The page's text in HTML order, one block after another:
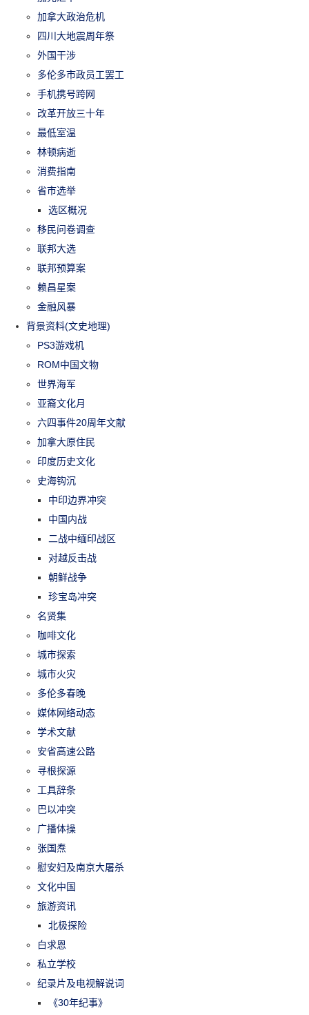
加拿大政治危机
四川大地震周年祭
外国干涉
多伦多市政员工罢工
手机携号跨网
改革开放三十年
最低室温
林顿病逝
消费指南
省市选举
选区概况
移民问卷调查
联邦大选
联邦预算案
赖昌星案
金融风暴
背景资料(文史地理)
PS3游戏机
ROM中国文物
世界海军
亚裔文化月
六四事件20周年文献
加拿大原住民
印度历史文化
史海钩沉
中印边界冲突
中国内战
二战中缅印战区
对越反击战
朝鲜战争
珍宝岛冲突
名贤集
咖啡文化
城市探索
城市火灾
多伦多春晚
媒体网络动态
学术文献
安省高速公路
寻根探源
工具辞条
巴以冲突
广播体操
张国焘
慰安妇及南京大屠杀
文化中国
旅游资讯
北极探险
白求恩
私立学校
纪录片及电视解说词
《30年纪事》